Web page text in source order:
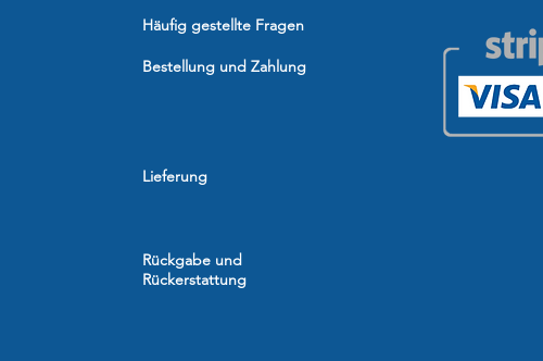
Häufig gestellte Fragen
Bestellung und Zahlung
Lieferung
Rückgabe und
Rückerstattung